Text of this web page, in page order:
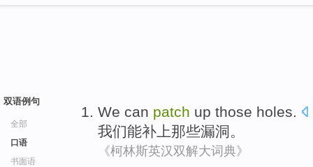
双语例句
全部
口语
书面语
We can patch up those holes.
我们能补 上那些漏洞。
《柯林斯英汉双解大词典》